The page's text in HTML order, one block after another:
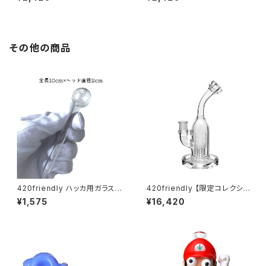
ンハンマー)メタルパイプ
その他の商品
420friendly ハッカ用ガラスパ
イプ 10cm (ヘッド2cm)
¥1,575
420friendly 【限定コレクショ
ン】EG Glass Tree Perc Diff
user Dab Rig / ガラスボング
¥16,420